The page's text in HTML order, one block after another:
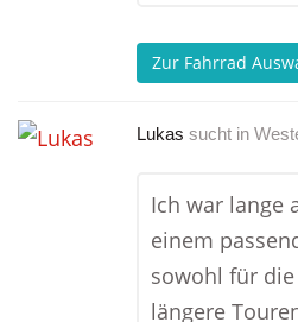
Zur Fahrrad
Lukas sucht in
Ich war lange
einem
sowohl für
längere